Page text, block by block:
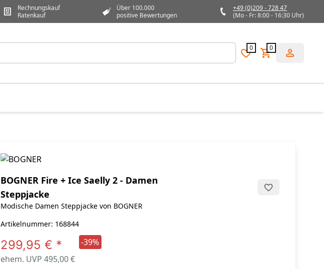
Rechnungskauf
Ratenkauf
Über 100.000
positive Bewertungen
+49 (0)209 - 728 47
(Mo - Fr: 8:00 - 16:30 Uhr)
0 0
BOGNER Fire + Ice Saelly 2 - Damen
Steppjacke
Modische Damen Steppjacke von BOGNER
Artikelnummer: 168844
299,95 € *
ehem. UVP 495,00 €
-39%